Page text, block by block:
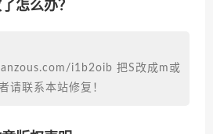
怎么办？
i1b2oib 把S改成m或
请联系本站修复！